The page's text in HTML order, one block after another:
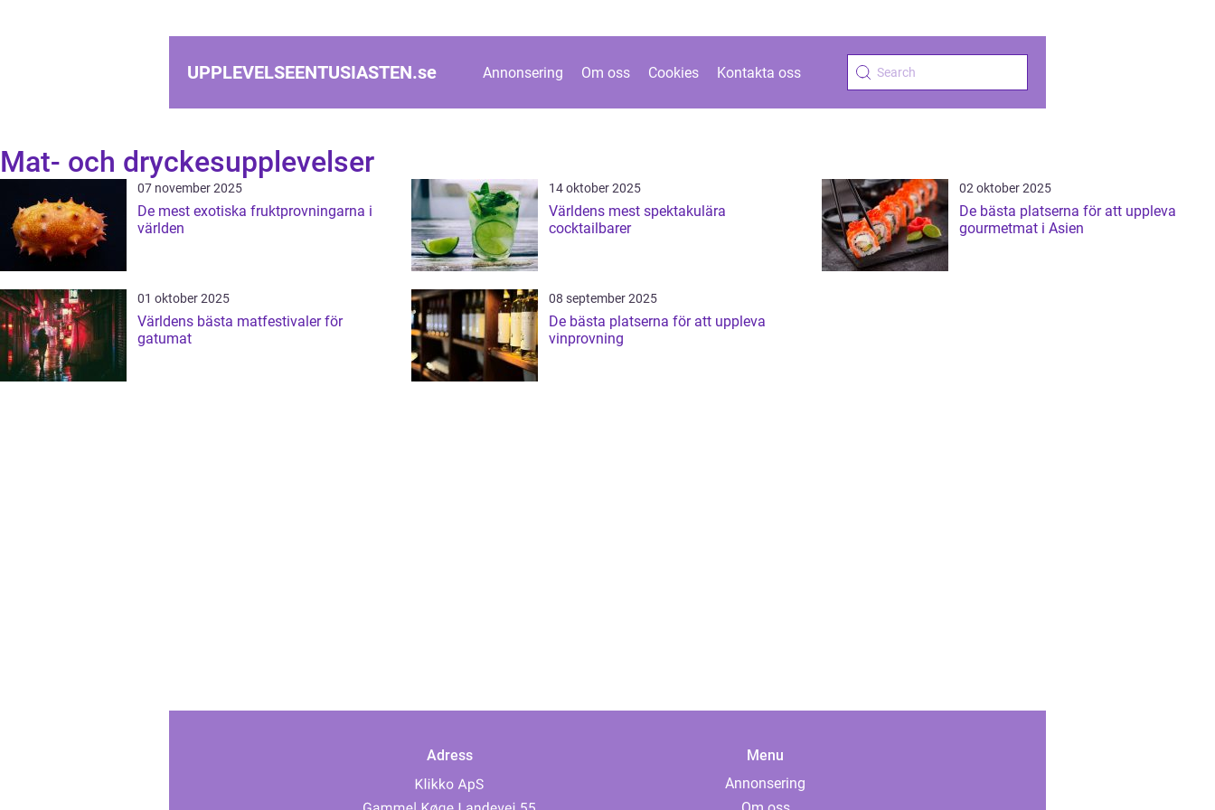
UPPLEVELSEENTUSIASTEN.se Annonsering Om oss Cookies Kontakta oss
Mat- och dryckesupplevelser
07 november 2025
De mest exotiska fruktprovningarna i
världen
14 oktober 2025
Världens mest spektakulära
cocktailbarer
02 oktober 2025
De bästa platserna för att uppleva
gourmetmat i Asien
01 oktober 2025
Världens bästa matfestivaler för
gatumat
08 september 2025
De bästa platserna för att uppleva
vinprovning
Adress
Menu
Annonsering